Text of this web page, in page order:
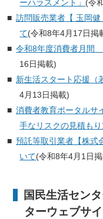
ーハラスメント」 (令
訪問販売業者【 玉岡
て(令和8年4月17日掲
令和8年度消費者月間
16日掲載)
新生活スタート応援（
4月13日掲載)
消費者教育ポータル
手なリスクの見積も
預託等取引業者【株式
いて(令和8年4月1日
国民生活セン
ターウェブサ